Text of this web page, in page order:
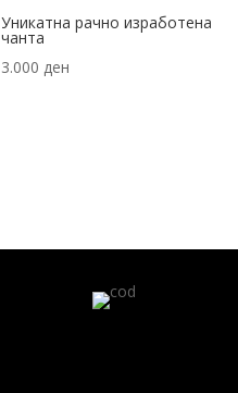
Уникатна рачно изработена
чанта
3.000 ден